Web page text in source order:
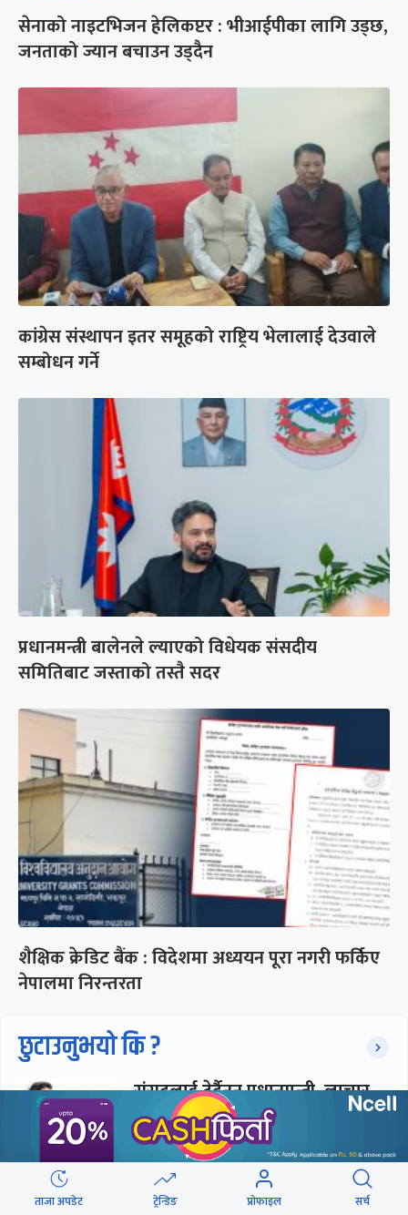
सेनाको नाइटभिजन हेलिकप्टर : भीआईपीका लागि उड्छ,
जनताको ज्यान बचाउन उड्दैन
कांग्रेस संस्थापन इतर समूहको राष्ट्रिय भेलालाई देउवाले
सम्बोधन गर्ने
प्रधानमन्त्री बालेनले ल्याएको विधेयक संसदीय
समितिबाट जस्ताको तस्तै सदर
शैक्षिक क्रेडिट बैंक : विदेशमा अध्ययन पूरा नगरी फर्किए
नेपालमा निरन्तरता
छुटाउनुभयो कि ?
संसद्लाई टेर्दैनन् प्रधानमन्त्री, लाचार
छन् सभामुख
‘अस्थायी प्रकृतिको अध्यादेशले ऐनको
ताजा अपडेट ट्रेन्डिङ प्रोफाइल सर्च